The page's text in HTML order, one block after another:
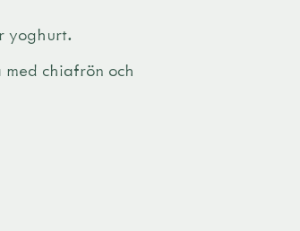
yoghurt.
chiafrön och